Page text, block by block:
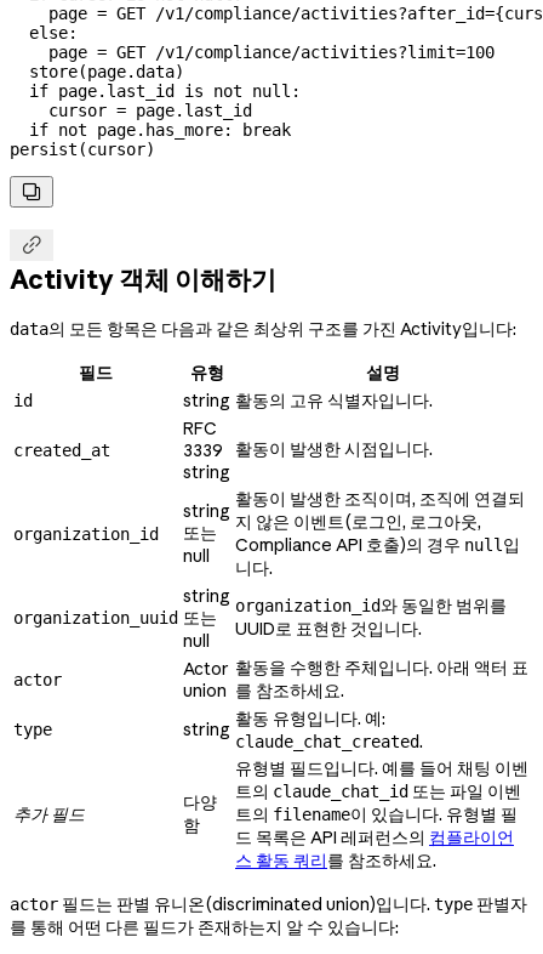
page = GET /v1/compliance/
  else:
    page = GET /v1/compliance/activities?limit=100
  store(page.data)
  if page.last_id is not null:
    cursor = page.last_id
  if not page.has_more: break
persist(cursor)


Activity 객체 이해하기
data의 모든 항목은 다음과 같은 최상위 구조를 가진 Activity입니다:
필드
유형 설명
id string 활동의 고유 식별자입니다.
created_at
RFC
3339
string
활동이 발생한 시점입니다.
organization_id
string
또는
null
활동이 발생한 조직이며, 조직에 연결되
지 않은 이벤트(로그인, 로그아웃,
Compliance API 호출)의 경우 null입
니다.
organization_uuid
string
또는
null
organization_id와 동일한 범위를
UUID로 표현한 것입니다.
actor
Actor
union
활동을 수행한 주체입니다. 아래 액터 표
를 참조하세요.
type string 활동 유형입니다. 예:
claude_chat_created.
추가 필드
다양
함
유형별 필드입니다. 예를 들어 채팅 이벤
트의 claude_chat_id 또는 파일 이벤
트의 filename이 있습니다. 유형별 필
드 목록은 API 레퍼런스의 컴플라이언
스 활동 쿼리를 참조하세요.
actor 필드는 판별 유니온(discriminated union)입니다. type 판별자
를 통해 어떤 다른 필드가 존재하는지 알 수 있습니다: